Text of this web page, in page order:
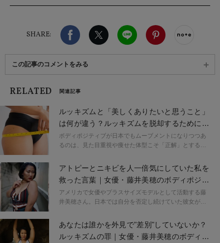
SHARE:
Facebook X（旧twitter）
LINE
この記事のコメントをみる
RELATED 関連記事
ルッキズムと「美しくありたいと思うこと」
は何が違う？ルッキズムを脱却するために知
っておきたいこと
ボディポジティブが日本でもムーブメントになりつつあ
るのは、見た目重視や痩せた体型こそ「正解」とする
もあります。自分も美しくありたいことと、世間でいう
ルッキズムの違いについてご紹介します。
アトピーとニキビを人一倍気にしていた私を
救った言葉｜女優・藤井美穂のボディポジテ
ィブ論
アメリカで女優やプラスサイズモデルとして活動する藤
井美穂さん。日本では自分を否定し続けていた彼女が、
ポジティブ」という考えでした。この連載では、藤井美
穂さんがアメリカ生活を通して学んだボディポジティブ
精神とそこから得た自身と周囲の変化などを伝えます。
あなたは誰かを外見で"差別"していないか？
ルッキズムの罪｜女優・藤井美穂のボディポ